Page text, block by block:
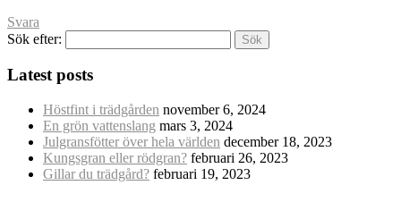
Svara
Sök efter:
Latest posts
Höstfint i trädgården november 6, 2024
En grön vattenslang mars 3, 2024
Julgransfötter över hela världen december 18, 2023
Kungsgran eller rödgran? februari 26, 2023
Gillar du trädgård? februari 19, 2023